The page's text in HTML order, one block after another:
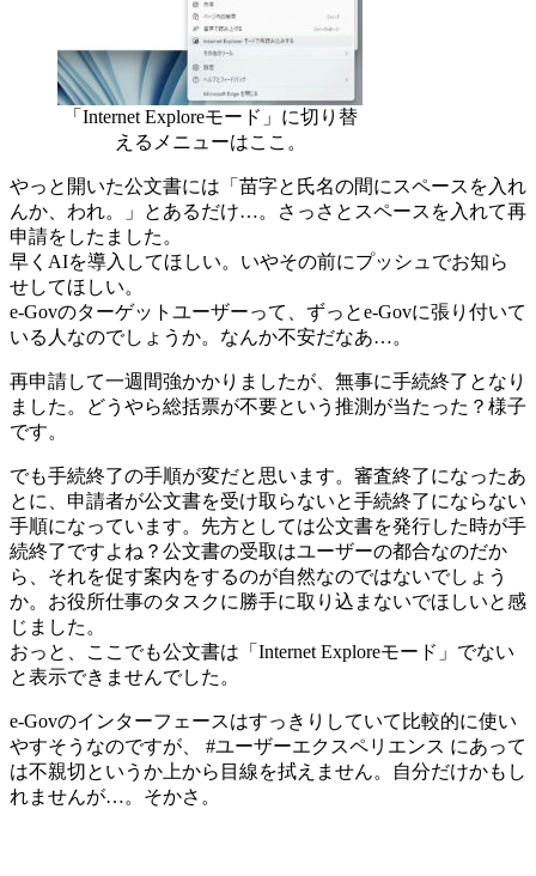
「Internet Exploreモード」に切り替
えるメニューはここ。
やっと開いた公文書には「苗字と氏名の間にスペースを入れ
んか、われ。」とあるだけ…。さっさとスペースを入れて再
申請をしたました。
早くAIを導入してほしい。いやその前にプッシュでお知ら
せしてほしい。
e-Govのターゲットユーザーって、ずっとe-Govに張り付いて
いる人なのでしょうか。なんか不安だなあ…。
再申請して一週間強かかりましたが、無事に手続終了となり
ました。どうやら総括票が不要という推測が当たった？様子
です。
でも手続終了の手順が変だと思います。審査終了になったあ
とに、申請者が公文書を受け取らないと手続終了にならない
手順になっています。先方としては公文書を発行した時が手
続終了ですよね？公文書の受取はユーザーの都合なのだか
ら、それを促す案内をするのが自然なのではないでしょう
か。お役所仕事のタスクに勝手に取り込まないでほしいと感
じました。
おっと、ここでも公文書は「Internet Exploreモード」でない
と表示できませんでした。
e-Govのインターフェースはすっきりしていて比較的に使い
やすそうなのですが、 #ユーザーエクスペリエンス にあって
は不親切というか上から目線を拭えません。自分だけかもし
れませんが…。そかさ。